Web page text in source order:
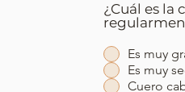
¿Cuál es
Es muy
Es muy
Cuero